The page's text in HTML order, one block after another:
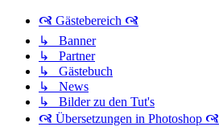
🙧 Gästebereich 🙧
↳ Banner
↳ Partner
↳ Gästebuch
↳ News
↳ Bilder zu den Tut's
🙧 Übersetzungen in Photoshop 🙧